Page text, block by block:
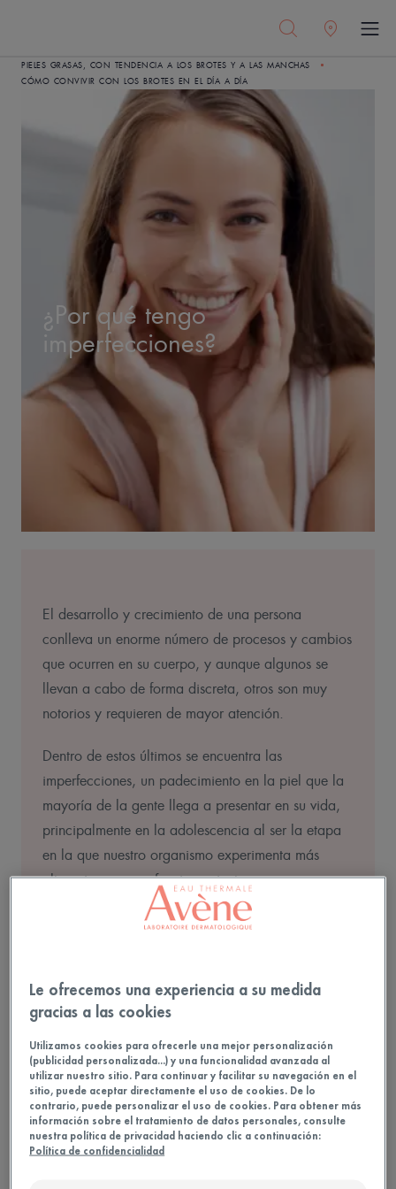
PIELES GRASAS, CON TENDENCIA A LOS BROTES Y A LAS MANCHAS
CÓMO CONVIVIR CON LOS BROTES EN EL DÍA A DÍA
¿Por qué tengo
imperfecciones?
El desarrollo y crecimiento de una persona
conlleva un enorme número de procesos y cambios
que ocurren en su cuerpo, y aunque algunos se
llevan a cabo de forma discreta, otros son muy
notorios y requieren de mayor atención.
Dentro de estos últimos se encuentra las
imperfecciones, un padecimiento en la piel que la
mayoría de la gente llega a presentar en su vida,
principalmente en la adolescencia al ser la etapa
en la que nuestro organismo experimenta más
alteraciones en su funcionamiento.
Pero entonces, ¿cuáles son lascausas de las
preguntas las conocerás en este artículo.
¿Qué es las imperfecciones?
Le ofrecemos una experiencia a su medida
gracias a las cookies
Utilizamos cookies para ofrecerle una mejor personalización
(publicidad personalizada...) y una funcionalidad avanzada al
utilizar nuestro sitio. Para continuar y facilitar su navegación en el
sitio, puede aceptar directamente el uso de cookies. De lo
contrario, puede personalizar el uso de cookies. Para obtener más
información sobre el tratamiento de datos personales, consulte
nuestra política de privacidad haciendo clic a continuación:
Política de confidencialidad